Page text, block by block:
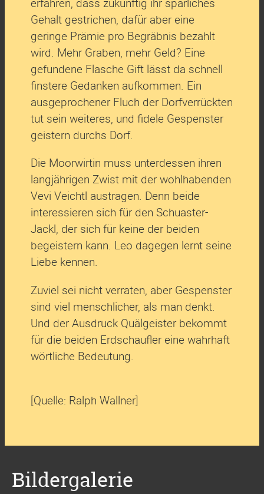
Gehalt gestrichen, dafür aber eine
geringe Prämie pro Begräbnis bezahlt
wird. Mehr Graben, mehr Geld? Eine
gefundene Flasche Gift lässt da schnell
finstere Gedanken aufkommen. Ein
ausgeprochener Fluch der Dorfverrückten
tut sein weiteres, und fidele Gespenster
geistern durchs Dorf.
Die Moorwirtin muss unterdessen ihren
langjährigen Zwist mit der wohlhabenden
Vevi Veichtl austragen. Denn beide
interessieren sich für den Schuaster-
Jackl, der sich für keine der beiden
begeistern kann. Leo dagegen lernt seine
Liebe kennen.
Zuviel sei nicht verraten, aber Gespenster
sind viel menschlicher, als man denkt.
Und der Ausdruck Quälgeister bekommt
für die beiden Erdschaufler eine wahrhaft
wörtliche Bedeutung.
[Quelle: Ralph Wallner]
Bildergalerie